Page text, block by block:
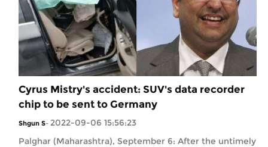
Cyrus Mistry's accident: SUV's data recorder
chip to be sent to Germany
Shgun S- 2022-09-06 15:56:23
Palghar (Maharashtra), September 6: After the untimely